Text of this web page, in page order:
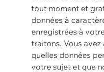
tout moment et
données à
enregistrées à
traitons. Vous
quelles données
votre sujet et que